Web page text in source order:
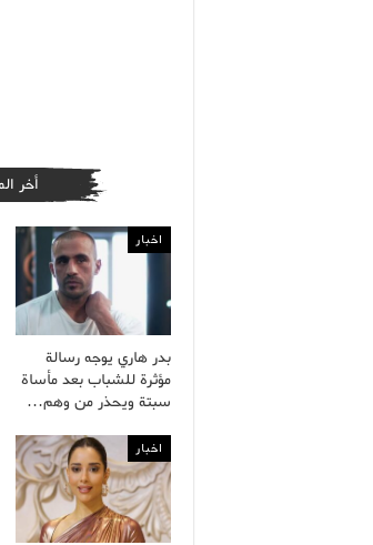
أخر
اخبار
بدر هاري يوجه رسالة
مؤثرة للشباب بعد مأساة
سبتة ويحذر من وهم…
اخبار